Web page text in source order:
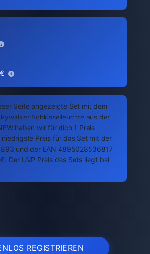
Seite angezeigte Set mit dem
Schlüsselleuchte aus der
haben wir für dich 1 Preis
Preis für das Set mit der
und der EAN 4895028536817
Der UVP Preis des Sets liegt bei
REGISTRIEREN